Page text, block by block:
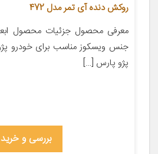
روکش دنده آی تمر مدل 472
پژو پارس […]
بررسی و خرید